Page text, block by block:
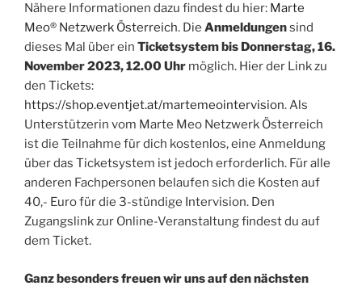
Nähere Informationen dazu findest du hier: Marte
Meo® Netzwerk Österreich. Die Anmeldungensind
dieses Mal über ein Ticketsystem bis Donnerstag, 16.
November 2023, 12.00 Uhr möglich. Hier der Link zu
den Tickets:
https://shop.eventjet.at/martemeointervision. Als
Unterstützerin vom Marte Meo Netzwerk Österreich
ist die Teilnahme für dich kostenlos, eine Anmeldung
über das Ticketsystem ist jedoch erforderlich. Für alle
anderen Fachpersonen belaufen sich die Kosten auf
40,- Euro für die 3-stündige Intervision. Den
Zugangslink zur Online-Veranstaltung findest du auf
dem Ticket.
Ganz besonders freuen wir uns auf den nächsten